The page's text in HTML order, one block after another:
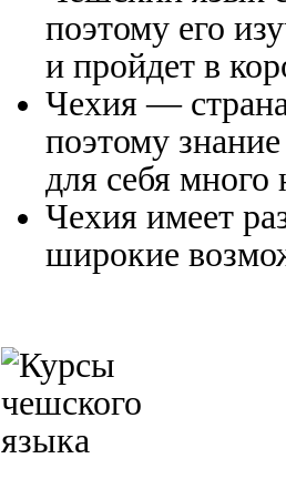
поэтому его
и пройдет в
Чехия —
поэтому
для себя много
Чехия имеет
широкие